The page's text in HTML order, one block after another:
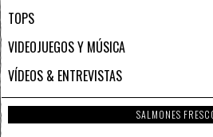
TOPS
VIDEOJUEGOS Y MÚSICA
VÍDEOS & ENTREVISTAS
SALMONES